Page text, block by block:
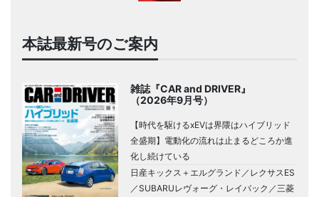
本誌最新号のご案内
雑誌『CAR and DRIVER』
（2026年9月号）
【時代を駆けるxEVは界隈はハイブリッド
全盛期】電動化の流れは止まるどころか進
化し続けている
日産キックス＋エルグランド／レクサスES
／SUBARUレヴォーグ・レイバック／三菱